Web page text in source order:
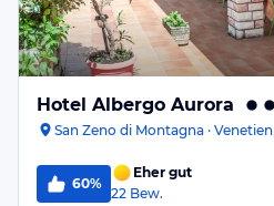
Hotel Albergo Aurora
San Zeno di Montagna · Venetien
60%
Eher gut
22 Bew.